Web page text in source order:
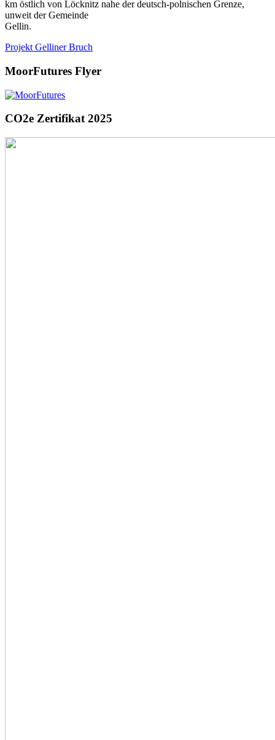
km östlich von Löcknitz nahe der deutsch‐polnischen Grenze,
unweit der Gemeinde
Gellin.
Projekt Gelliner Bruch
MoorFutures Flyer
CO2e Zertifikat 2025